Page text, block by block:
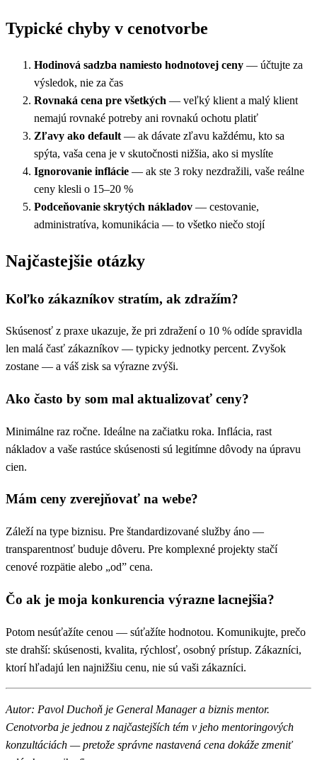
Typické chyby v cenotvorbe
Hodinová sadzba namiesto hodnotovej ceny — účtujte za
výsledok, nie za čas
Rovnaká cena pre všetkých — veľký klient a malý klient
nemajú rovnaké potreby ani rovnakú ochotu platiť
Zľavy ako default — ak dávate zľavu každému, kto sa
spýta, vaša cena je v skutočnosti nižšia, ako si myslíte
Ignorovanie inflácie — ak ste 3 roky nezdražili, vaše reálne
ceny klesli o 15–20 %
Podceňovanie skrytých nákladov — cestovanie,
administratíva, komunikácia — to všetko niečo stojí
Najčastejšie otázky
Koľko zákazníkov stratím, ak zdražím?
Skúsenosť z praxe ukazuje, že pri zdražení o 10 % odíde spravidla
len malá časť zákazníkov — typicky jednotky percent. Zvyšok
zostane — a váš zisk sa výrazne zvýši.
Ako často by som mal aktualizovať ceny?
Minimálne raz ročne. Ideálne na začiatku roka. Inflácia, rast
nákladov a vaše rastúce skúsenosti sú legitímne dôvody na úpravu
cien.
Mám ceny zverejňovať na webe?
Záleží na type biznisu. Pre štandardizované služby áno —
transparentnosť buduje dôveru. Pre komplexné projekty stačí
cenové rozpätie alebo „od” cena.
Čo ak je moja konkurencia výrazne lacnejšia?
Potom nesúťažíte cenou — súťažíte hodnotou. Komunikujte, prečo
ste drahší: skúsenosti, kvalita, rýchlosť, osobný prístup. Zákazníci,
ktorí hľadajú len najnižšiu cenu, nie sú vaši zákazníci.
Autor: Pavol Duchoň je General Manager a biznis mentor.
Cenotvorba je jednou z najčastejších tém v jeho mentoringových
konzultáciách — pretože správne nastavená cena dokáže zmeniť